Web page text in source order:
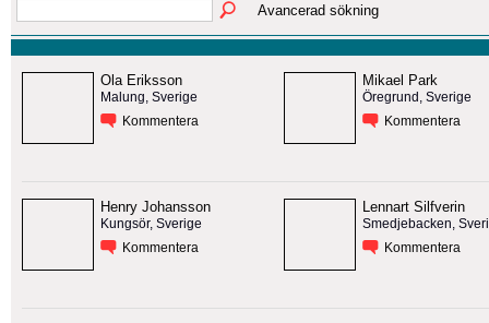
Avancerad sökning
Ola Eriksson
Malung, Sverige
Kommentera
Mikael Park
Öregrund, Sverige
Kommentera
Henry Johansson
Kungsör, Sverige
Kommentera
Lennart Silfverin
Smedjebacken,
Kommentera